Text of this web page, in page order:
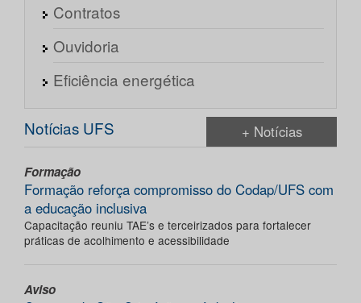
Contratos
Ouvidoria
Eficiência energética
Notícias UFS + Notícias
Formação
Formação reforça compromisso do Codap/UFS com
a educação inclusiva
Capacitação reuniu TAE’s e terceirizados para fortalecer
práticas de acolhimento e acessibilidade
Aviso